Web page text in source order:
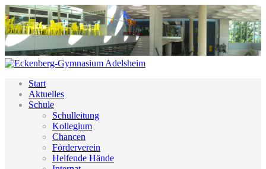
Start
Aktuelles
Schule
Schulleitung
Kollegium
Chancen
Förderverein
Helfende Hände